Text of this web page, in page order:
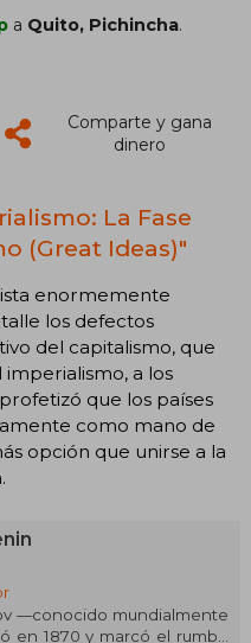
a Quito, Pichincha.
Comparte y gana
dinero
La Fase
(Great Ideas)"
enormemente
los defectos
del capitalismo, que
a los
que los países
como mano de
opción que unirse a la
—conocido mundialmente
en 1870 y marcó el rumbo